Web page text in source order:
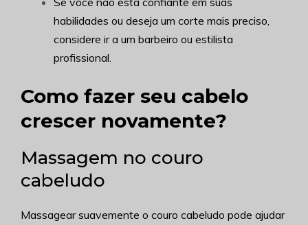
habilidades ou deseja um corte mais preciso,
considere ir a um barbeiro ou estilista
profissional.
Como fazer seu cabelo
crescer novamente?
Massagem no couro
cabeludo
Massagear suavemente o couro cabeludo pode ajudar